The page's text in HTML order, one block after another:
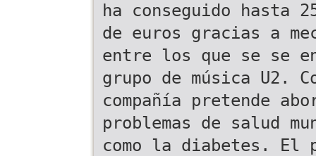
ha conseguido hasta
de euros gracias a
entre los que se se
grupo de música U2.
compañía pretende
problemas de salud
como la diabetes. El